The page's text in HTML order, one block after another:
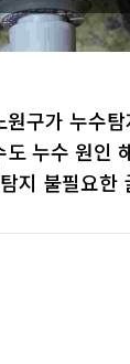
구가 누수
누수 원인
지 불필요한